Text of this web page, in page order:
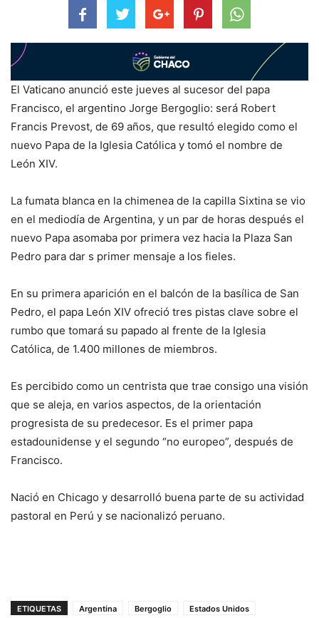
El Vaticano anunció este jueves al sucesor del papa
Francisco, el argentino Jorge Bergoglio: será Robert
Francis Prevost, de 69 años, que resultó elegido como el
nuevo Papa de la Iglesia Católica y tomó el nombre de
León XIV.
La fumata blanca en la chimenea de la capilla Sixtina se vio
en el mediodía de Argentina, y un par de horas después el
nuevo Papa asomaba por primera vez hacia la Plaza San
Pedro para dar s primer mensaje a los fieles.
En su primera aparición en el balcón de la basílica de San
Pedro, el papa León XIV ofreció tres pistas clave sobre el
rumbo que tomará su papado al frente de la Iglesia
Católica, de 1.400 millones de miembros.
Es percibido como un centrista que trae consigo una visión
que se aleja, en varios aspectos, de la orientación
progresista de su predecesor. Es el primer papa
estadounidense y el segundo “no europeo”, después de
Francisco.
Nació en Chicago y desarrolló buena parte de su actividad
pastoral en Perú y se nacionalizó peruano.
ETIQUETAS Argentina Bergoglio
Estados Unidos